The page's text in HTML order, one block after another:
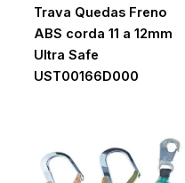
Trava Quedas Freno
ABS corda 11 a 12mm
Ultra Safe
UST00166D000